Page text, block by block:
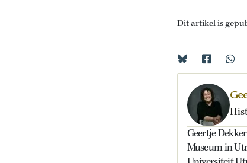
Dit artikel is
Geertje
Museum in